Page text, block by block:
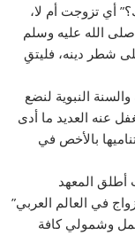
أي تزوجت أم لا،
صلى الله عليه وسلم
شطر دينه، فليتقِ
النبوية لنضع
عنه العديد ما أدى
بالأخص في
الدوحة، حيث أطلق المعهد
في العالم العربي”
وشمولي كافة